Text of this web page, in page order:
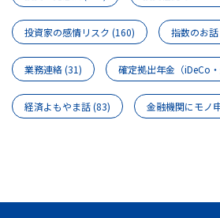
投資家の感情リスク (160) 指数のお話
業務連絡(31) 確定拠出年金（iDeCo・
経済よもやま話(83) 金融機関にモノ